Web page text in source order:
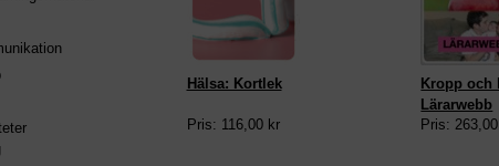
Hälsa: Kortlek
Pris: 116,00 kr
Kropp och
Lärarwebb
Pris: